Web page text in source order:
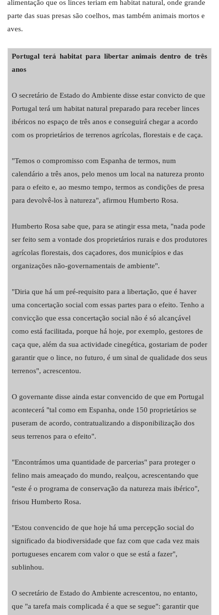
alimentação que os linces teriam em habitat natural, onde grande
parte das suas presas são coelhos, mas também animais mortos e
aves.
Portugal terá habitat para libertar animais dentro de três
anos
O secretário de Estado do Ambiente disse estar convicto de que
Portugal terá um habitat natural preparado para receber linces
ibéricos no espaço de três anos e conseguirá chegar a acordo
com os proprietários de terrenos agrícolas, florestais e de caça.
"Temos o compromisso com Espanha de termos, num
calendário a três anos, pelo menos um local na natureza pronto
para o efeito e, ao mesmo tempo, termos as condições de presa
para devolvê-los à natureza", afirmou Humberto Rosa.
Humberto Rosa sabe que, para se atingir essa meta, "nada pode
ser feito sem a vontade dos proprietários rurais e dos produtores
agrícolas florestais, dos caçadores, dos municípios e das
organizações não-governamentais de ambiente".
"Diria que há um pré-requisito para a libertação, que é haver
uma concertação social com essas partes para o efeito. Tenho a
convicção que essa concertação social não é só alcançável
como está facilitada, porque há hoje, por exemplo, gestores de
caça que, além da sua actividade cinegética, gostariam de poder
garantir que o lince, no futuro, é um sinal de qualidade dos seus
terrenos", acrescentou.
O governante disse ainda estar convencido de que em Portugal
acontecerá "tal como em Espanha, onde 150 proprietários se
puseram de acordo, contratualizando a disponibilização dos
seus terrenos para o efeito".
"Encontrámos uma quantidade de parcerias" para proteger o
felino mais ameaçado do mundo, realçou, acrescentando que
"este é o programa de conservação da natureza mais ibérico",
frisou Humberto Rosa.
"Estou convencido de que hoje há uma percepção social do
significado da biodiversidade que faz com que cada vez mais
portugueses encarem com valor o que se está a fazer",
sublinhou.
O secretário de Estado do Ambiente acrescentou, no entanto,
que "a tarefa mais complicada é a que se segue": garantir que